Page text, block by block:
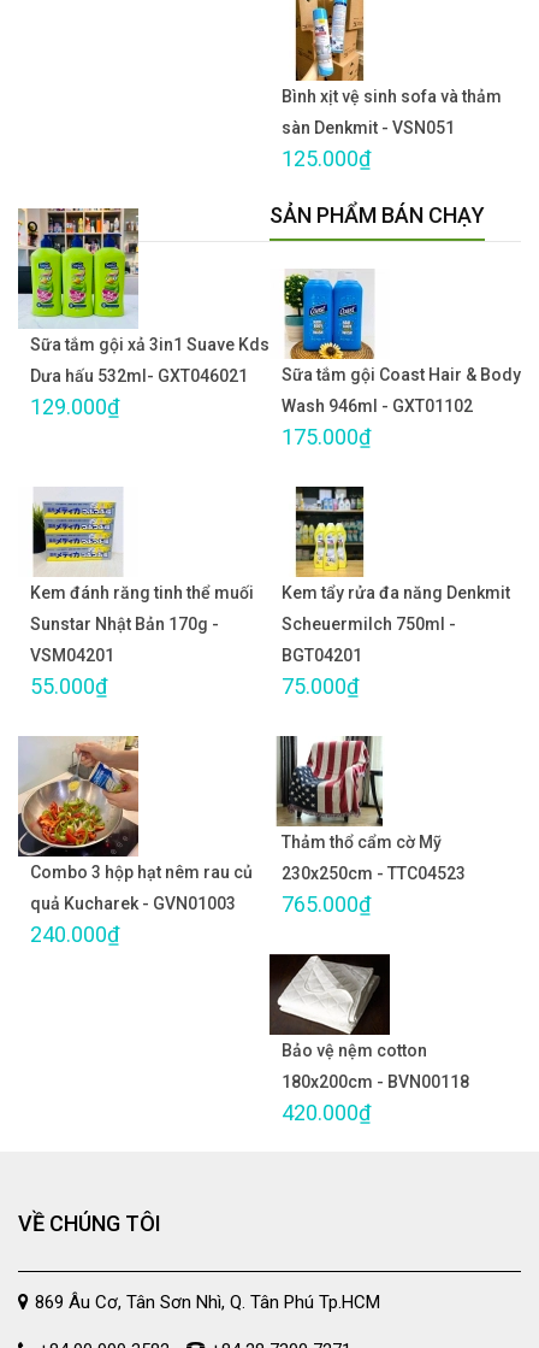
Bình xịt vệ sinh sofa và thảm
sàn Denkmit - VSN051
125.000₫
Sữa tắm gội xả 3in1 Suave Kds
Dưa hấu 532ml- GXT046021
129.000₫
SẢN PHẨM BÁN CHẠY
Sữa tắm gội Coast Hair & Body
Wash 946ml - GXT01102
175.000₫
Kem đánh răng tinh thể muối
Sunstar Nhật Bản 170g -
VSM04201
55.000₫
Kem tẩy rửa đa năng Denkmit
Scheuermilch 750ml -
BGT04201
75.000₫
Combo 3 hộp hạt nêm rau củ
quả Kucharek - GVN01003
240.000₫
Thảm thổ cẩm cờ Mỹ
230x250cm - TTC04523
765.000₫
Bảo vệ nệm cotton
180x200cm - BVN00118
420.000₫
VỀ CHÚNG TÔI
869 Âu Cơ, Tân Sơn Nhì, Q. Tân Phú Tp.HCM